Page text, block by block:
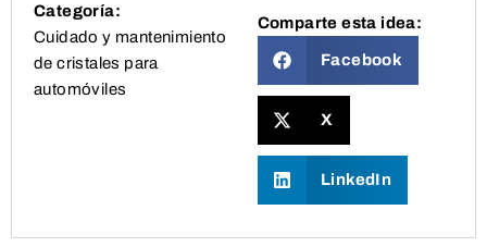
Categoría:
Cuidado y mantenimiento
de cristales para
automóviles
Comparte esta idea:
Facebook
X
LinkedIn